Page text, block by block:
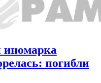
иномарка
погибли